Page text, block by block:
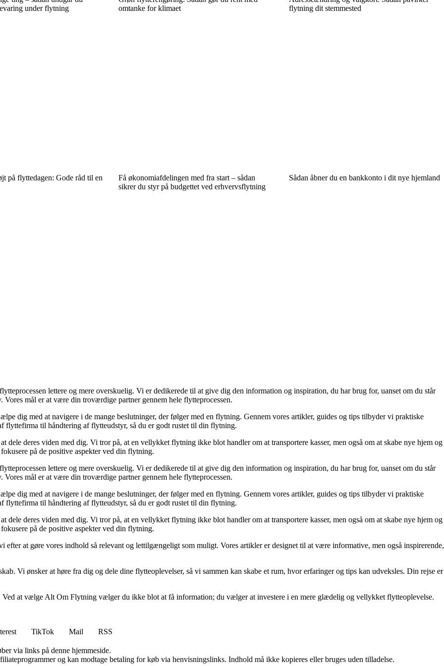
under flytning
omtanke for klimaet
flytning dit stemmested
på flyttedagen: Gode råd til en
Få økonomiafdelingen med fra start – sådan
sikrer du styr på budgettet ved erhvervsflytning
Sådan åbner du en bankkonto i dit nye hjemland
lettere og mere overskuelig. Vi er dedikerede til at give dig den information og inspiration, du har brug for, uanset om du står
mål er at være din troværdige partner gennem hele flytteprocessen.
dig med at navigere i de mange beslutninger, der følger med en flytning. Gennem vores artikler, guides og tips tilbyder vi praktiske
til håndtering af flytteudstyr, så du er godt rustet til din flytning.
dele deres viden med dig. Vi tror på, at en vellykket flytning ikke blot handler om at transportere kasser, men også om at skabe nye hjem og
på de positive aspekter ved din flytning.
lettere og mere overskuelig. Vi er dedikerede til at give dig den information og inspiration, du har brug for, uanset om du står
mål er at være din troværdige partner gennem hele flytteprocessen.
dig med at navigere i de mange beslutninger, der følger med en flytning. Gennem vores artikler, guides og tips tilbyder vi praktiske
til håndtering af flytteudstyr, så du er godt rustet til din flytning.
dele deres viden med dig. Vi tror på, at en vellykket flytning ikke blot handler om at transportere kasser, men også om at skabe nye hjem og
på de positive aspekter ved din flytning.
at gøre vores indhold så relevant og lettilgængeligt som muligt. Vores artikler er designet til at være informative, men også inspirerende,
Vi ønsker at høre fra dig og dele dine flytteoplevelser, så vi sammen kan skabe et rum, hvor erfaringer og tips kan udveksles. Din rejse er
at vælge Alt Om Flytning vælger du ikke blot at få information; du vælger at investere i en mere glædelig og vellykket flytteoplevelse.
TikTok Mail RSS
via links på denne hjemmeside.
og kan modtage betaling for køb via henvisningslinks. Indhold må ikke kopieres eller bruges uden tilladelse.